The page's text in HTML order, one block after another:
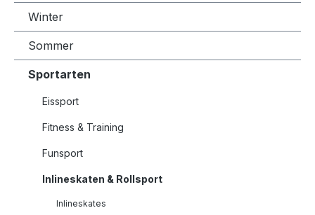
Winter
Sommer
Sportarten
Eissport
Fitness & Training
Funsport
Inlineskaten & Rollsport
Inlineskates